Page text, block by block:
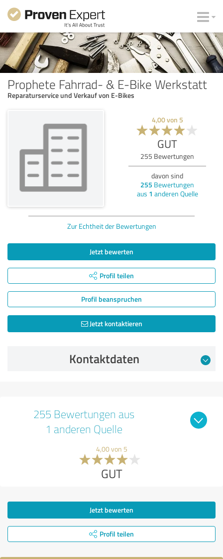
Prophete Fahrrad- & E-Bike Werkstatt
Reparaturservice und Verkauf von E-Bikes
4,00von 5
GUT
255 Bewertungen
davon sind
255 Bewertungen
aus 1 anderen Quelle
Zur Echtheit der Bewertungen
Jetzt bewerten
Profil teilen
Profil beanspruchen
Jetzt kontaktieren
Kontaktdaten
255 Bewertungen aus
1 anderen Quelle
4,00 von 5
GUT
Jetzt bewerten
Profil teilen